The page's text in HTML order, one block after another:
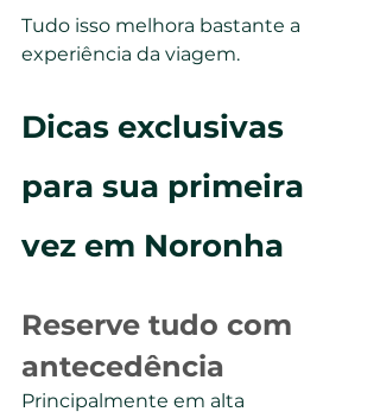
Tudo isso melhora bastante a
experiência da viagem.
Dicas exclusivas
para sua primeira
vez em Noronha
Reserve tudo com
antecedência
Principalmente em alta